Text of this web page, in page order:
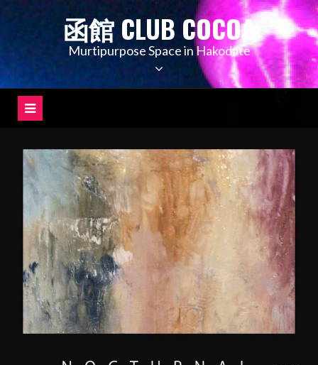
ツ
函館 CLUB COCOA
Murtipurpose Space in Hakodate